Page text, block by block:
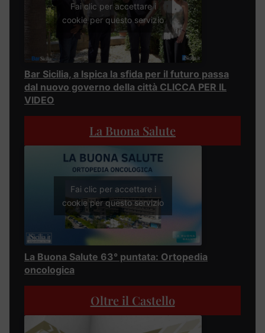
Fai clic per accettare i
cookie per questo servizio
Bar Sicilia, a Ispica la sfida per il futuro passa
dal nuovo governo della città CLICCA PER IL
VIDEO
La Buona Salute
Fai clic per accettare i
cookie per questo servizio
La Buona Salute 63° puntata: Ortopedia
oncologica
Oltre il Castello